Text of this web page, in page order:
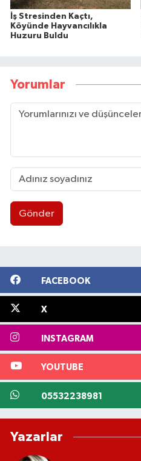
İş Stresinden Kaçtı,
Köyünde Hayvancılıkla
Huzuru Buldu
Yorumlar
Gönder
FACEBOOK
X
INSTAGRAM
YOUTUBE
05532238981
Yazarlar